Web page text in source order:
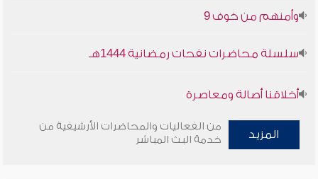
وأمنهم من خوف 9
أخلاقنا أصالة ومعاصرة
وأمنهم من خوف 9
المزيد
من الفعاليات والمحاضرات الأرشيفية من
خدمة البث المباشر